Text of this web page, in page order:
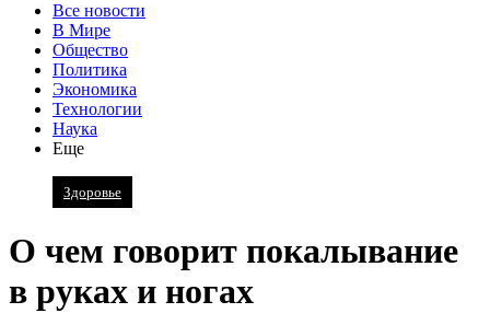
Все новости
В Мире
Общество
Политика
Экономика
Технологии
Наука
Еще
Здоровье
О чем говорит покалывание
в руках и ногах